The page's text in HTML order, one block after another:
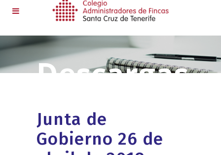
Junta de
Gobierno 26 de